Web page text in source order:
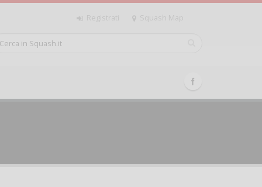
Registrati Squash Map